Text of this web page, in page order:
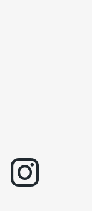
instagram